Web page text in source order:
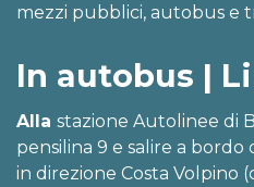
mezzi pubblici, autobus e
In autobus |
Alla stazione Autolinee di
pensilina 9 e salire a bordo
in direzione Costa Volpino